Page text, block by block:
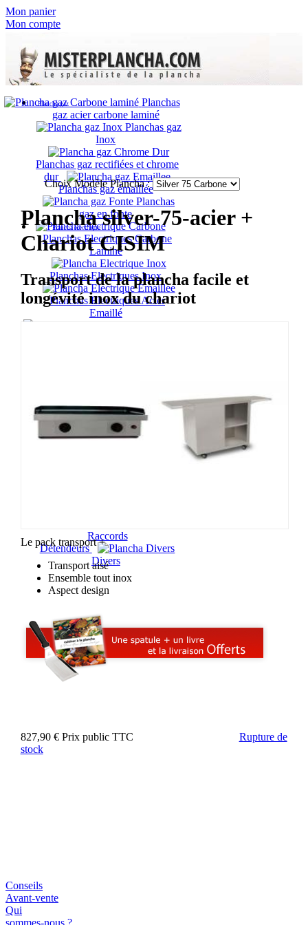
Mon panier
Mon compte
Plancha gaz
Planchas
gaz acier carbone laminé
Planchas gaz
Inox
Planchas gaz rectifiées et chrome
dur
Planchas gaz émaillée
Planchas
gaz en fonte
Plancha électrique
Planchas Electriques Carbone
Laminé
Planchas Electriques Inox
Planchas Electriques Acier
Emaillé
Gamme RAINBOW
Gamme
PLANET
Raccords
Détendeurs
Divers
Choix Modèle Plancha :
Plancha silver-75-acier +
Chariot CISIM
Transport de la plancha facile et
longévité inox du chariot
Le pack transport +
Transport aisé
Ensemble tout inox
Aspect design
827,90 € Prix public TTC
Rupture de
stock
Conseils
Avant-vente
Qui
sommes-nous ?